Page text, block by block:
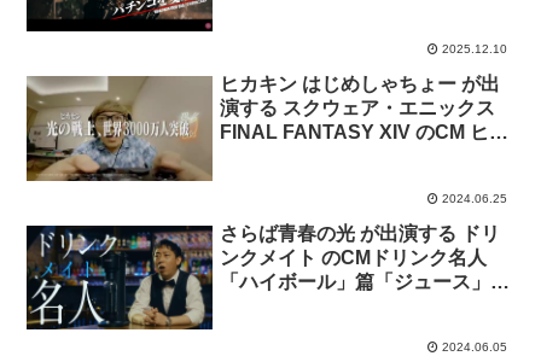
2025.12.10
ヒカキン はじめしゃちょー が出
演する スクウェア・エニックス
FINAL FANTASY XIV のCM ヒカ
やられた」篇「いい写真だ」篇
2024.06.25
さらば青春の光 が出演する ドリ
ンクメイト のCMドリンク名人
「ハイボール」篇「ジュース」篇
2024.06.05